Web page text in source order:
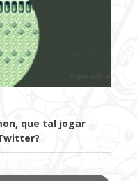
que tal jogar